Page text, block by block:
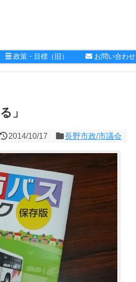
政策・目標（旧） お問い合わせ
」
2014/10/17 長野市政/市議会